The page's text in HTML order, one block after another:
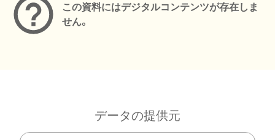
この資料にはデジタルコンテンツが存在しま
せん。
データの提供元